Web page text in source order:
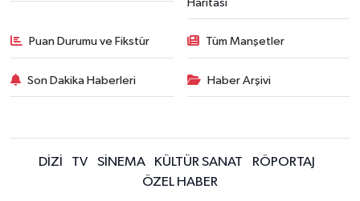
Haritası
Puan Durumu ve Fikstür Tüm Manşetler
Son Dakika Haberleri Haber Arşivi
DİZİ TV SİNEMA KÜLTÜR SANAT
RÖPORTAJ
ÖZEL HABER